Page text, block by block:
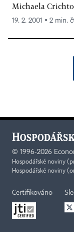
Michaela
19. 2. 2001 ▪ 2 min.
© 1996-2026
Hospodářské noviny
Hospodářské noviny
Certifikováno